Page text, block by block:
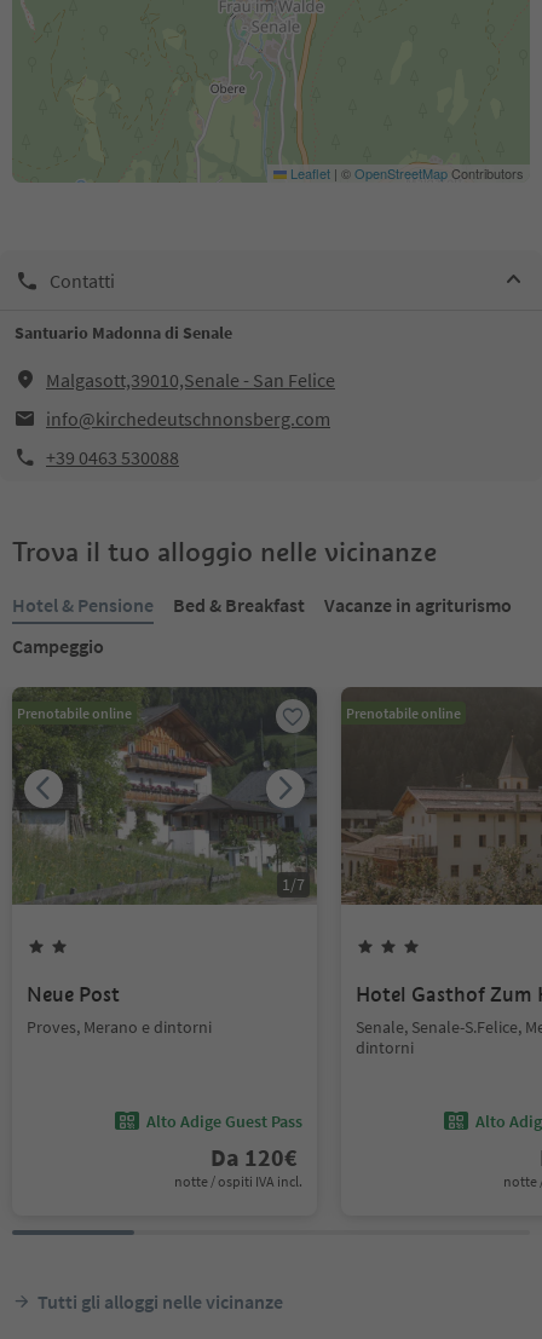
Leaflet | ©OpenStreetMapContributors
Contatti
Santuario Madonna di Senale
Malgasott,39010,Senale - San Felice
info@kirchedeutschnonsberg.com
+39 0463 530088
Trova il tuo alloggio nelle vicinanze
Hotel & Pensione Bed & Breakfast
Vacanze in agriturismo
Campeggio
Prenotabile online
1/7
Neue Post
Proves, Merano e dintorni
Alto Adige Guest Pass
Da 120€
notte / ospiti IVA incl.
Prenotabile online
Hotel Gasthof Zum
Senale, Senale-S.Felice,
dintorni
Alto
notte
Tutti gli alloggi nelle vicinanze